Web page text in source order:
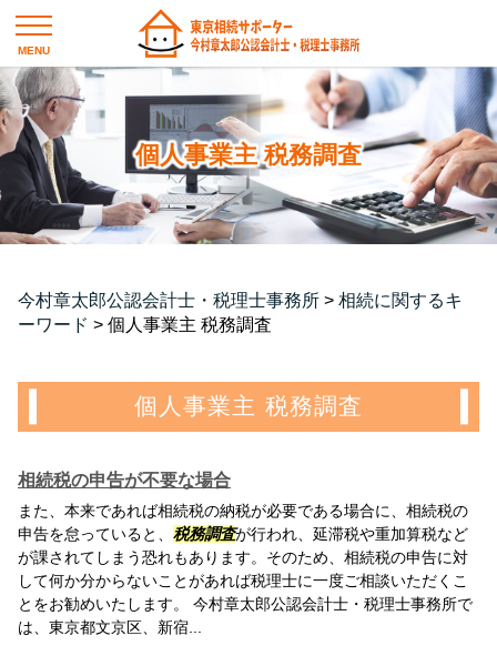
個人事業主 税務調査
今村章太郎公認会計士・税理士事務所 > 相続に関するキ
ーワード > 個人事業主 税務調査
個人事業主 税務調査
相続税の申告が不要な場合
また、本来であれば相続税の納税が必要である場合に、相続税の
申告を怠っていると、 税務調査が行われ、延滞税や重加算税など
が課されてしまう恐れもあります。そのため、相続税の申告に対
して何か分からないことがあれば税理士に一度ご相談いただくこ
とをお勧めいたします。 今村章太郎公認会計士・税理士事務所で
は、東京都文京区、新宿...